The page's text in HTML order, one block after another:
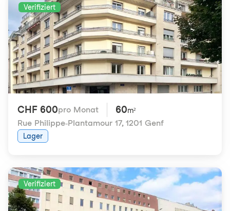
Verifiziert
CHF 600pro Monat 60m²
Rue Philippe-Plantamour 17, 1201 Genf
Lager
Verifiziert